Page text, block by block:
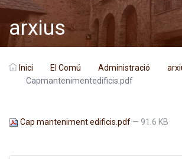
arxius
Inici El Comú Administració
Capmantenimentedificis.pdf
Cap manteniment edificis.pdf — 91.6 KB